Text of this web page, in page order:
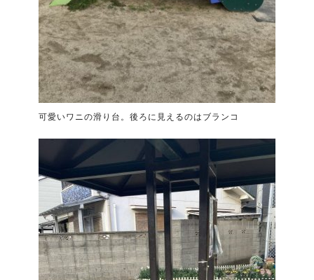
可愛いワニの滑り台。後ろに見えるのはブランコ